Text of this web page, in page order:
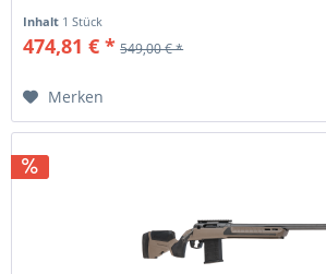
Inhalt 1 Stück
474,81 € * 549,00 € *
Merken